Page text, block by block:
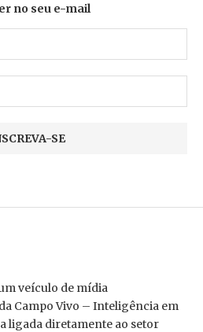
no seu e-mail
veículo de mídia
Campo Vivo – Inteligência em
ligada diretamente ao setor